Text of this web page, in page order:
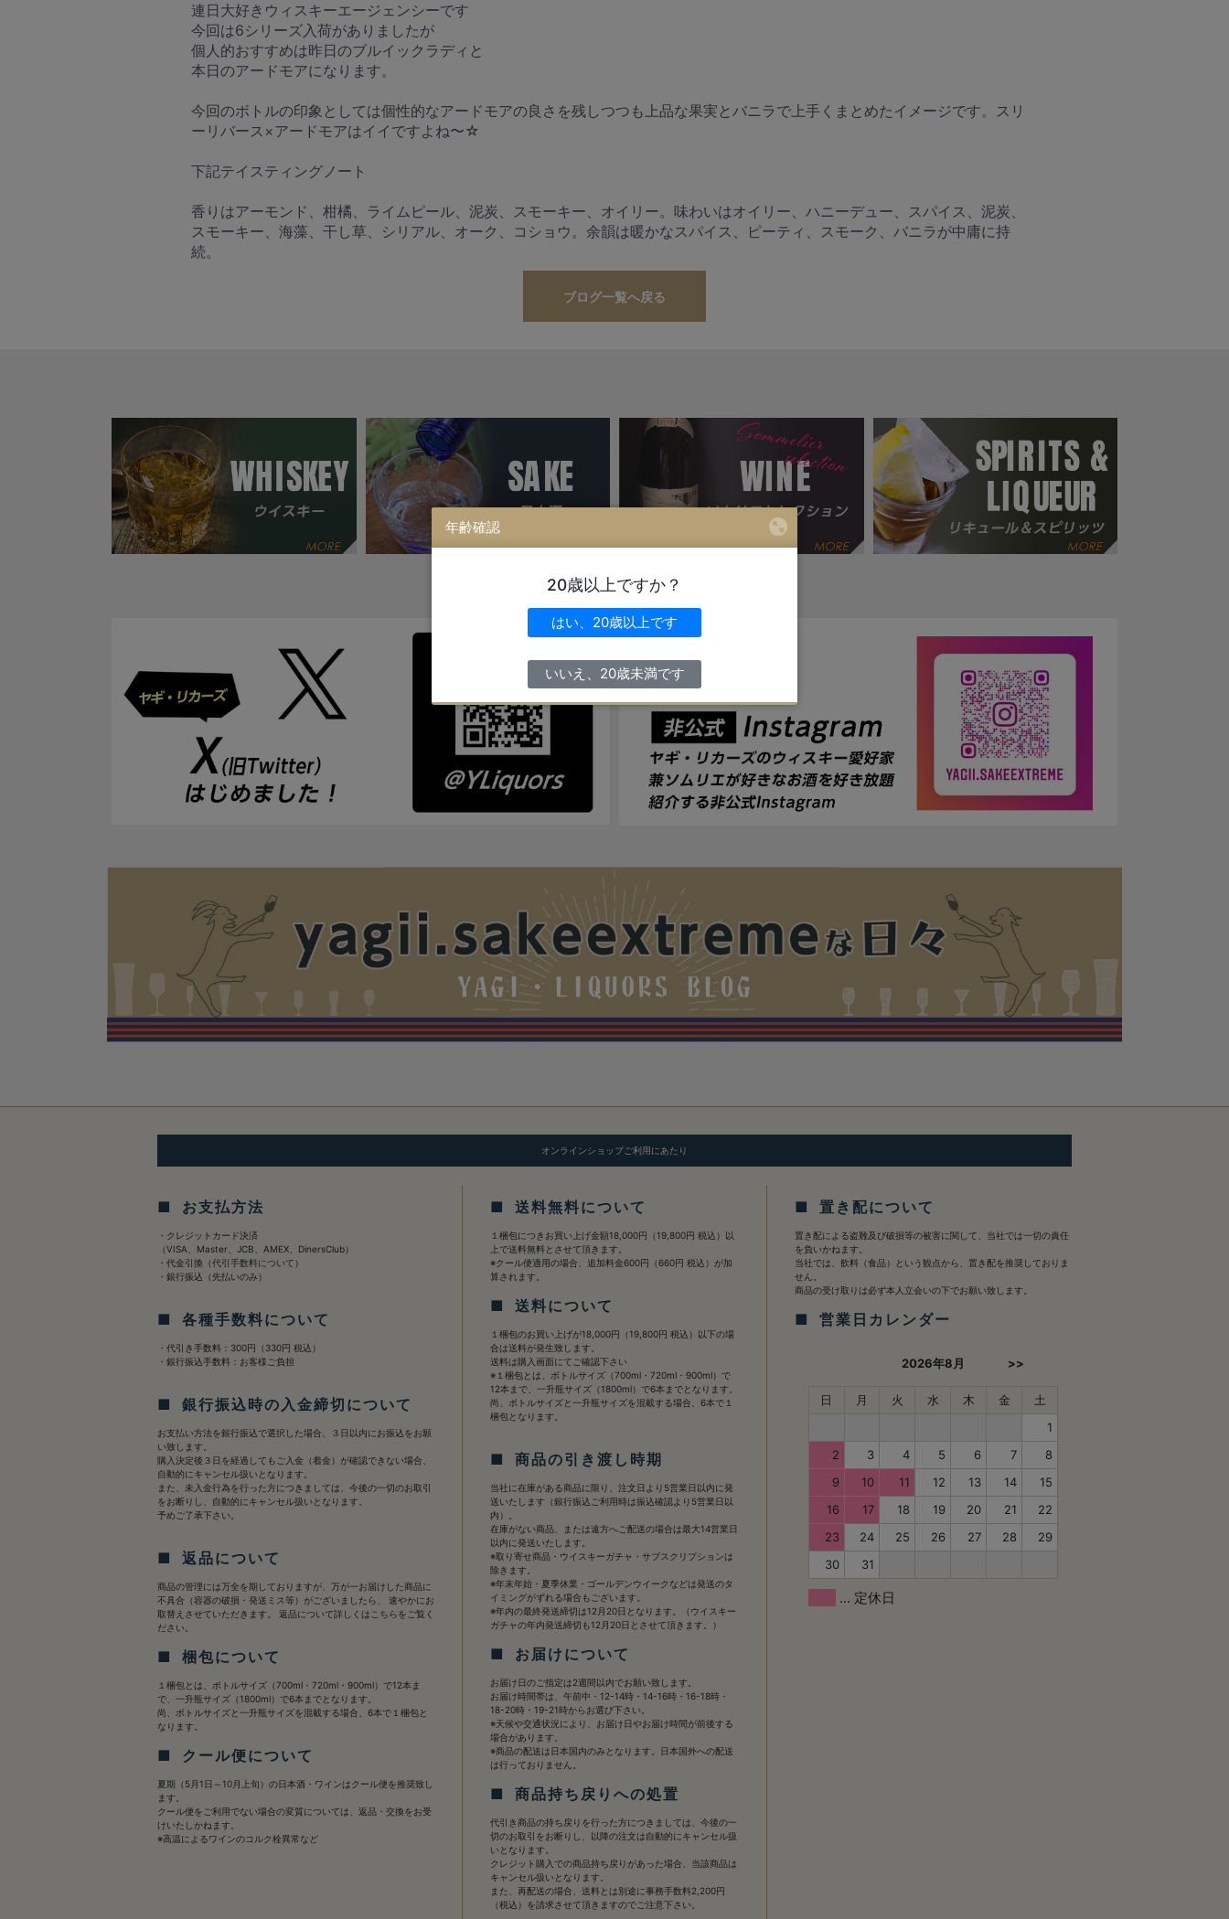
連日大好きウィスキーエージェンシーです
今回は6シリーズ入荷がありましたが
個人的おすすめは昨日のブルイックラディと
本日のアードモアになります。
今回のボトルの印象としては個性的なアードモアの良さを残しつつも上品な果実とバニラで上手くまとめたイメージです。スリ
ーリバース×アードモアはイイですよね〜☆
下記テイスティングノート
香りはアーモンド、柑橘、ライムピール、泥炭、スモーキー、オイリー。味わいはオイリー、ハニーデュー、スパイス、泥炭、
スモーキー、海藻、干し草、シリアル、オーク、コショウ。余韻は暖かなスパイス、ピーティ、スモーク、バニラが中庸に持
続。
ブログ一覧へ戻る
オンラインショップご利用にあたり
■ お支払方法
・クレジットカード決済
（VISA、Master、JCB、AMEX、DinersClub）
・代金引換（代引手数料について ）
・銀行振込（先払いのみ）
■ 各種手数料について
・代引き手数料：300円（330円 税込）
・銀行振込手数料：お客様ご負担
■ 銀行振込時の入金締切について
お支払い方法を銀行振込で選択した場合、３日以内にお振込をお願
い致します。
購入決定後３日を経過してもご入金（着金）が確認できない場合、
自動的にキャンセル扱いとなります。
また、未入金行為を行った方につきましては、今後の一切のお取引
をお断りし、自動的にキャンセル扱いとなります。
予めご了承下さい。
■ 返品について
商品の管理には万全を期しておりますが、万が一お届けした商品に
不具合（容器の破損・発送ミス等）がございましたら、 速やかにお
取替えさせていただきます。 返品について詳しくは こちらをご覧く
ださい。
■ 梱包について
１梱包とは、ボトルサイズ（700ml・720ml・900ml）で12本ま
で、一升瓶サイズ（1800ml）で6本までとなります。
尚、ボトルサイズと一升瓶サイズを混載する場合、6本で１梱包と
なります。
■ クール便について
夏期（5月1日～10月上旬）の日本酒・ワインはクール便を推奨致し
ます。
クール便をご利用でない場合の変質については、返品・交換をお受
けいたしかねます。
※高温によるワインのコルク栓異常など
■ 送料無料について
１梱包につきお買い上げ金額18,000円（19,800円 税込）以
上で送料無料とさせて頂きます。
※クール便適用の場合、追加料金600円（660円 税込）が加
算されます。
■ 送料について
１梱包のお買い上げが18,000円（19,800円 税込）以下の場
合は送料が発生致します。
送料は購入画面にてご確認下さい
※１梱包とは、ボトルサイズ（700ml・720ml・900ml）で
12本まで、一升瓶サイズ（1800ml）で6本までとなります。
尚、ボトルサイズと一升瓶サイズを混載する場合、6本で１
梱包となります。
■ 商品の引き渡し時期
当社に在庫がある商品に限り、注文日より5営業日以内に発
送いたします（銀行振込ご利用時は振込確認より5営業日以
内）。
在庫がない商品、または遠方へご配送の場合は最大14営業日
以内に発送いたします。
※取り寄せ商品・ウイスキーガチャ・サブスクリプションは
除きます。
※年末年始・夏季休業・ゴールデンウイークなどは発送のタ
イミングがずれる場合もございます。
※年内の最終発送締切は12月20日となります。（ウイスキー
ガチャの年内発送締切も12月20日とさせて頂きます。）
■ お届けについて
お届け日のご指定は2週間以内でお願い致します。
お届け時間帯は、午前中・12-14時・14-16時・16-18時・
18-20時・19-21時からお選び下さい。
※天候や交通状況により、お届け日やお届け時間が前後する
場合があります。
※商品の配送は日本国内のみとなります。日本国外への配送
は行っておりません。
■ 商品持ち戻りへの処置
代引き商品の持ち戻りを行った方につきましては、今後の一
切のお取引をお断りし、以降の注文は自動的にキャンセル扱
いとなります。
クレジット購入での商品持ち戻りがあった場合、当該商品は
キャンセル扱いとなります。
また、再配送の場合、送料とは別途に事務手数料2,200円
（税込）を請求させて頂きますのでご注意下さい。
■ 置き配について
置き配による盗難及び破損等の被害に関して、当社では一切の責任
を負いかねます。
当社では、飲料（食品）という観点から、置き配を推奨しておりま
せん。
商品の受け取りは必ず本人立会いの下でお願い致します。
■ 営業日カレンダー
2026年8月 >>
日 月 火 水 木 金
土
1
2
3 4 5 6 7
8
9
10 11 12 13 14
15
16
17 18 19 20 21
22
23
24 25 26 27 28
29
30
31
... 定休日
年齢確認
20歳以上ですか？
はい、20歳以上です
いいえ、20歳未満です